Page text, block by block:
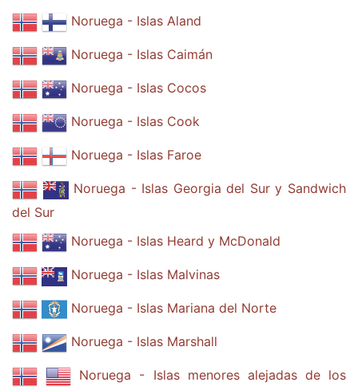
Noruega - Islas Aland
Noruega - Islas Caimán
Noruega - Islas Cocos
Noruega - Islas Cook
Noruega - Islas Faroe
Noruega - Islas Georgia del Sur y Sandwich
del Sur
Noruega - Islas Heard y McDonald
Noruega - Islas Malvinas
Noruega - Islas Mariana del Norte
Noruega - Islas Marshall
Noruega - Islas menores alejadas de los